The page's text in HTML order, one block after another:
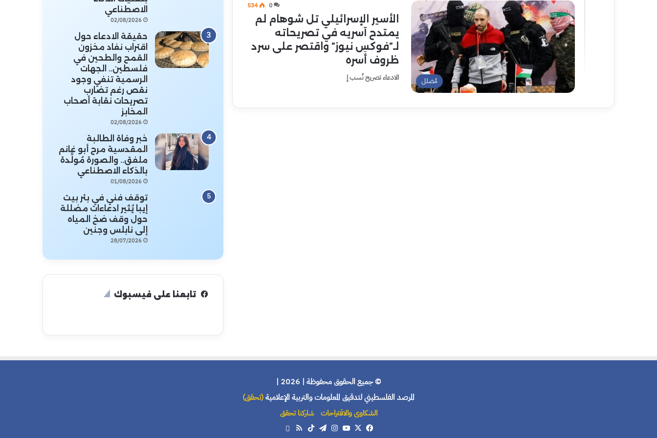
مُضلل
0
534
الأسير الإسرائيلي تل شوهام لم
يمتدح آسريه في تصريحاته
لـ”فوكس نيوز” واقتصر على سرد
ظروف أَسره
الادعاء تصريح نُسب إ
الاصطناعي
02/08/2026
حقيقة الادعاء حول
اقتراب نفاد مخزون
القمح والطحين في
فلسطين.. الجهات
الرسمية تنفي وجود
نقص رغم تضارب
تصريحات نقابة أصحاب
المخابز
02/08/2026
خبر وفاة الطالبة
المقدسية مرح أبو غانم
ملفق.. والصورة مُولَّدة
بالذكاء الاصطناعي
01/08/2026
توقف فني في بئر بيت
إيبا يُثير ادعاءات مضللة
حول وقف ضخ المياه
إلى نابلس وجنين
28/07/2026
تابعنا على فيسبوك
© جميع الحقوق محفوظة | 2026 |
المرصد الفلسطيني لتدقيق المعلومات والتربية الإعلامية(تحقق)
الشكاوى والاقتراحات
شاركنا تحقق
فيسبوك
X يوتيوبانستقرامتيلقرام‫TikTokملخص